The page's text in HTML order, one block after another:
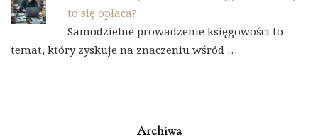
to się opłaca?
Samodzielne prowadzenie księgowości to
temat, który zyskuje na znaczeniu wśród …
Archiwa